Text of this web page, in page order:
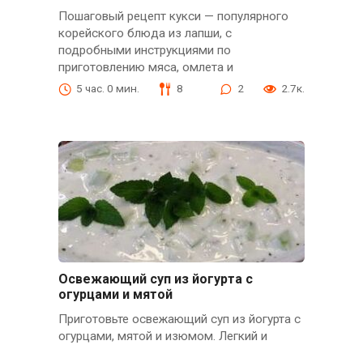
Пошаговый рецепт кукси — популярного
корейского блюда из лапши, с
подробными инструкциями по
приготовлению мяса, омлета и
5 час. 0 мин. 8 2 2.7к.
Освежающий суп из йогурта с
огурцами и мятой
Приготовьте освежающий суп из йогурта с
огурцами, мятой и изюмом. Легкий и